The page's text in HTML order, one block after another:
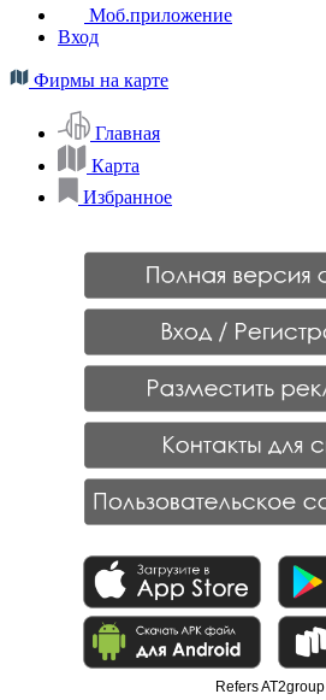
Моб.приложение
Вход
Фирмы на карте
Главная
Карта
Избранное
Refers AT2group